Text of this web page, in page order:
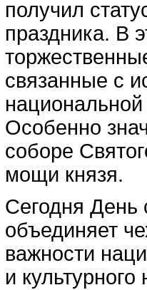
получил
праздника. В
связанные с
национальной
Особенно
соборе
мощи князя.
Сегодня День
объединяет
важности
и